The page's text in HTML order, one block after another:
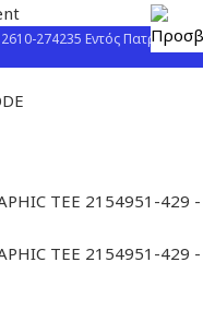
274235 Εντός Πατρών